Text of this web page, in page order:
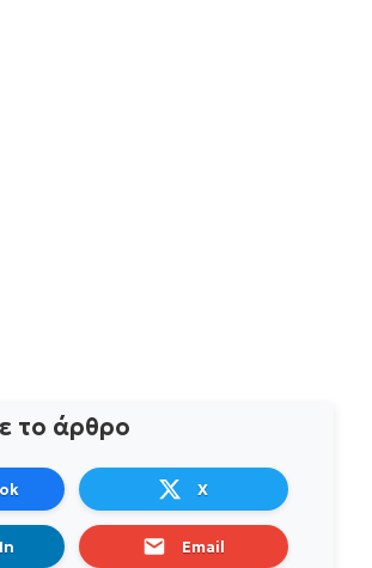
το άρθρο
X
Email